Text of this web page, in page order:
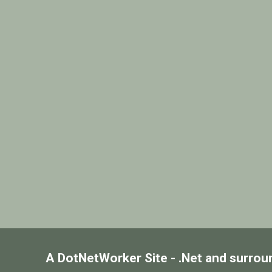
A DotNetWorker Site - .Net and